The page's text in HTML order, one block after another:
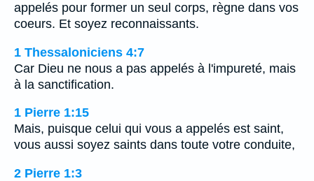
appelés pour former un seul corps, règne dans vos
coeurs. Et soyez reconnaissants.
1 Thessaloniciens 4:7
Car Dieu ne nous a pas appelés à l'impureté, mais
à la sanctification.
1 Pierre 1:15
Mais, puisque celui qui vous a appelés est saint,
vous aussi soyez saints dans toute votre conduite,
2 Pierre 1:3